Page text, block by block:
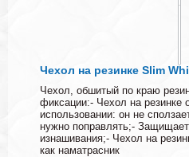
Чехол на резинке Slim
Чехол, обшитый по краю
фиксации:- Чехол на резинке
использовании: он не
нужно поправлять;-
изнашивания;- Чехол на
как наматрасник